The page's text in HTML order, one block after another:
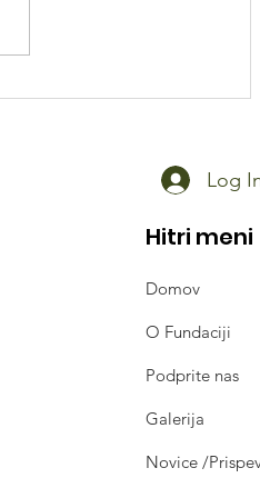
vsem, ki ste
Log
Hitri meni
Domov
O Fundaciji
Podprite nas
Galerija
Novice /